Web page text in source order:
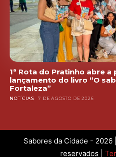
1ª Rota do Pratinho abre
lançamento do livro “O
Fortaleza”
NOTÍCIAS 7 DE AGOSTO DE 2026
Sabores da Cidade -
reservados |